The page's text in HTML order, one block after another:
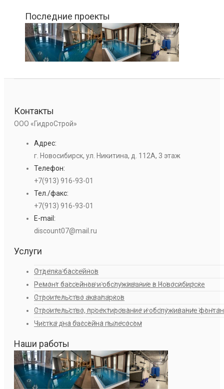
Последние проекты
Контакты
ООО «ГидроСтрой»
Адрес:
г. Новосибирск, ул. Никитина, д. 112А, 3 этаж
Телефон:
+7(913) 916-93-01
Тел./факс:
+7(913) 916-93-01
E-mail:
discount07@mail.ru
Услуги
Отделка бассейнов
Ремонт бассейнов и обслуживание в Новосибирске
Строительство аквапарков
Строительство, проектирование и обслуживание
Чистка дна бассейна пылесосом
Наши работы